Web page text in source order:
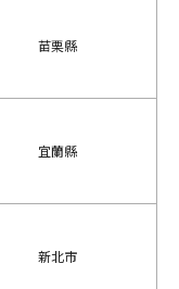
苗栗縣
宜蘭縣
新北市